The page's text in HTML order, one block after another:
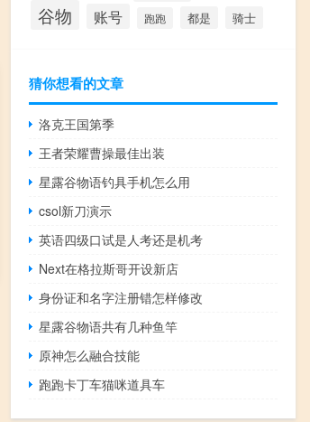
谷物 账号 跑跑 都是 骑士
猜你想看的文章
洛克王国第季
王者荣耀曹操最佳出装
星露谷物语钓具手机怎么用
csol新刀演示
英语四级口试是人考还是机考
Next在格拉斯哥开设新店
身份证和名字注册错怎样修改
星露谷物语共有几种鱼竿
原神怎么融合技能
跑跑卡丁车猫咪道具车